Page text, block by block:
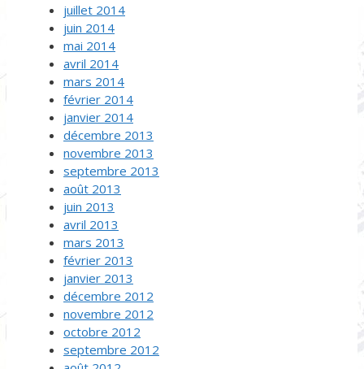
juillet 2014
juin 2014
mai 2014
avril 2014
mars 2014
février 2014
janvier 2014
décembre 2013
novembre 2013
septembre 2013
août 2013
juin 2013
avril 2013
mars 2013
février 2013
janvier 2013
décembre 2012
novembre 2012
octobre 2012
septembre 2012